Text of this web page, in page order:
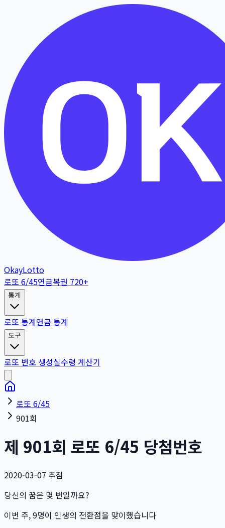
OkayLotto
로또 6/45연금복권 720+
통계
로또 통계연금 통계
도구
로또 번호 생성실수령 계산기
로또 6/45
901회
제 901회 로또 6/45 당첨번호
2020-03-07 추첨
당신의 꿈은 몇 번일까요?
이번 주,9명이 인생의 전환점을 맞이했습니다